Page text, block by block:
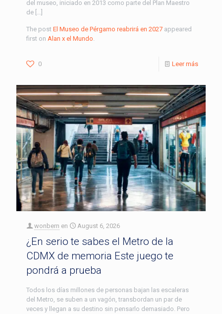
del museo, iniciado en 2013 como parte del Plan Maestro
de […]
The post El Museo de Pérgamo reabrirá en 2027 appeared
first on Alan x el Mundo
0 Leer más
wonbern en August 6, 2026
¿En serio te sabes el Metro de la
CDMX de memoria Este juego te
pondrá a prueba
Todos los días millones de personas bajan las escaleras
del Metro, se suben a un vagón, transbordan un par de
veces y llegan a su destino sin pensarlo demasiado. Pero